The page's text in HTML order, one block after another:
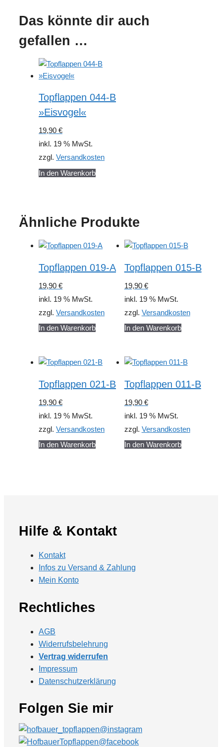
Das könnte dir auch
gefallen …
Topflappen 044-B
»Eisvogel«
19,90 €
inkl. 19 % MwSt.
zzgl. Versandkosten
In den Warenkorb
Ähnliche Produkte
Topflappen 019-A
19,90 €
inkl. 19 % MwSt.
zzgl. Versandkosten
In den Warenkorb
Topflappen 015-B
19,90 €
inkl. 19 % MwSt.
zzgl. Versandkosten
In den Warenkorb
Topflappen 021-B
19,90 €
inkl. 19 % MwSt.
zzgl. Versandkosten
In den Warenkorb
Topflappen 011-B
19,90 €
inkl. 19 % MwSt.
zzgl. Versandkosten
In den Warenkorb
Hilfe & Kontakt
Kontakt
Infos zu Versand & Zahlung
Mein Konto
Rechtliches
AGB
Widerrufsbelehrung
Vertrag widerrufen
Impressum
Datenschutzerklärung
Folgen Sie mir